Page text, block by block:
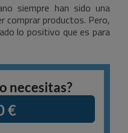
siempre han sido una
comprar productos. Pero,
lo positivo que es para